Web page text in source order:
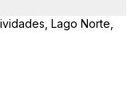
Lago Norte,